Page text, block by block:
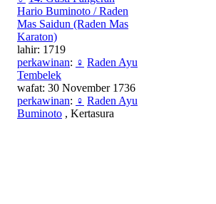
Hario Buminoto / Raden
Mas Saidun (Raden Mas
Karaton)
lahir: 1719
perkawinan: ♀ Raden Ayu
Tembelek
wafat: 30 November 1736
perkawinan: ♀ Raden Ayu
Buminoto , Kertasura